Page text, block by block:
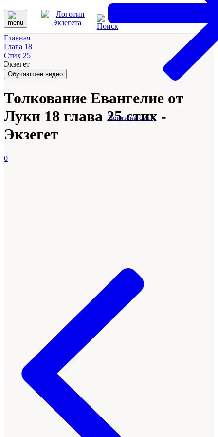
Войти на сайт
Главная
Глава 18
Стих 25
Экзегет
Обучающее видео
Толкование Евангелие от
Луки 18 глава 25 стих -
Экзегет
0